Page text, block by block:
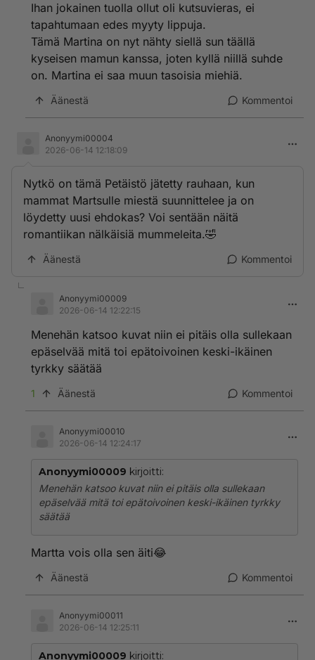
Ihan jokainen tuolla ollut oli kutsuvieras, ei
tapahtumaan edes myyty lippuja.
Tämä Martina on nyt nähty siellä sun täällä
kyseisen mamun kanssa, joten kyllä niillä suhde
on. Martina ei saa muun tasoisia miehiä.
Äänestä Kommentoi
Anonyymi00004
2026-06-14 12:18:09
Nytkö on tämä Petäistö jätetty rauhaan, kun
mammat Martsulle miestä suunnittelee ja on
löydetty uusi ehdokas? Voi sentään näitä
romantiikan nälkäisiä mummeleita.🤣
Äänestä Kommentoi
Anonyymi00009
2026-06-14 12:22:15
Menehän katsoo kuvat niin ei pitäis olla sullekaan
epäselvää mitä toi epätoivoinen keski-ikäinen
tyrkky säätää
1 Äänestä Kommentoi
Anonyymi00010
2026-06-14 12:24:17
Anonyymi00009 kirjoitti:
Menehän katsoo kuvat niin ei pitäis olla sullekaan
epäselvää mitä toi epätoivoinen keski-ikäinen tyrkky
säätää
Martta vois olla sen äiti😂
Äänestä Kommentoi
Anonyymi00011
2026-06-14 12:25:11
Anonyymi00009 kirjoitti: